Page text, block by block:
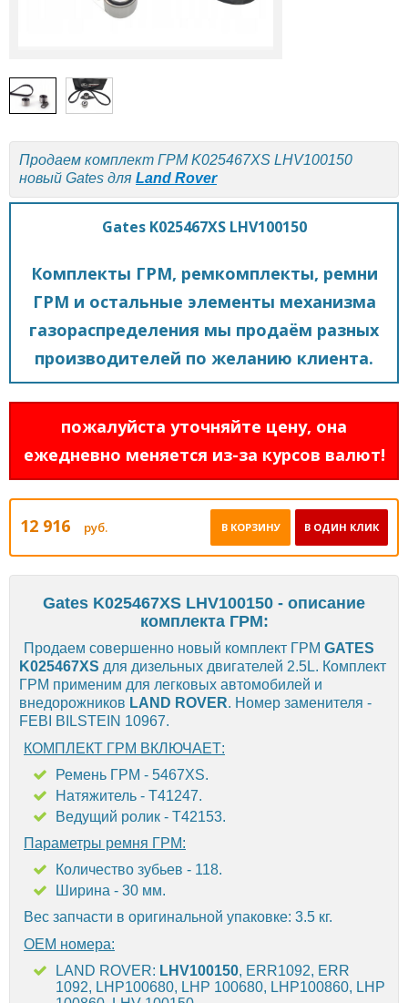
Продаем комплект ГРМ K025467XS LHV100150
новый Gates для Land Rover
Gates K025467XS LHV100150
Комплекты ГРМ, ремкомплекты, ремни
ГРМ и остальные элементы механизма
газораспределения мы продаём разных
производителей по желанию клиента.
пожалуйста уточняйте цену, она
ежедневно меняется из-за курсов валют!
12 916 руб. В ОДИН КЛИК
В КОРЗИНУ
Gates K025467XS LHV100150 - описание
комплекта ГРМ:
Продаем совершенно новый комплект ГРМ GATES
K025467XS для дизельных двигателей 2.5L. Комплект
ГРМ применим для легковых автомобилей и
внедорожников LAND ROVER. Номер заменителя -
FEBI BILSTEIN 10967.
КОМПЛЕКТ ГРМ ВКЛЮЧАЕТ:
Ремень ГРМ - 5467XS.
Натяжитель - T41247.
Ведущий ролик - T42153.
Параметры ремня ГРМ:
Количество зубьев - 118.
Ширина - 30 мм.
Вес запчасти в оригинальной упаковке: 3.5 кг.
OEM номера:
LAND ROVER: LHV100150, ERR1092, ERR
1092, LHP100680, LHP 100680, LHP100860, LHP